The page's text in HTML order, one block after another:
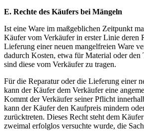
E. Rechte des Käufers bei Mängeln
Ist eine Ware im maßgeblichen Zeitpunkt
Käufer vom Verkäufer in erster Linie deren
Lieferung einer neuen mangelfreien Ware
dadurch Kosten, etwa für Material oder den
sind diese vom Verkäufer zu tragen.
Für die Reparatur oder die Lieferung einer
kann der Käufer dem Verkäufer eine
Kommt der Verkäufer seiner Pflicht
kann der Käufer den Kaufpreis mindern
zurücktreten. Dieses Recht steht dem
zweimal erfolglos versuchte wurde, die